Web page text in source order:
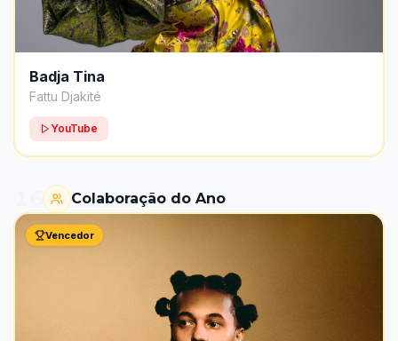
Badja Tina
Fattu Djakité
YouTube
16 Colaboração do Ano
Vencedor